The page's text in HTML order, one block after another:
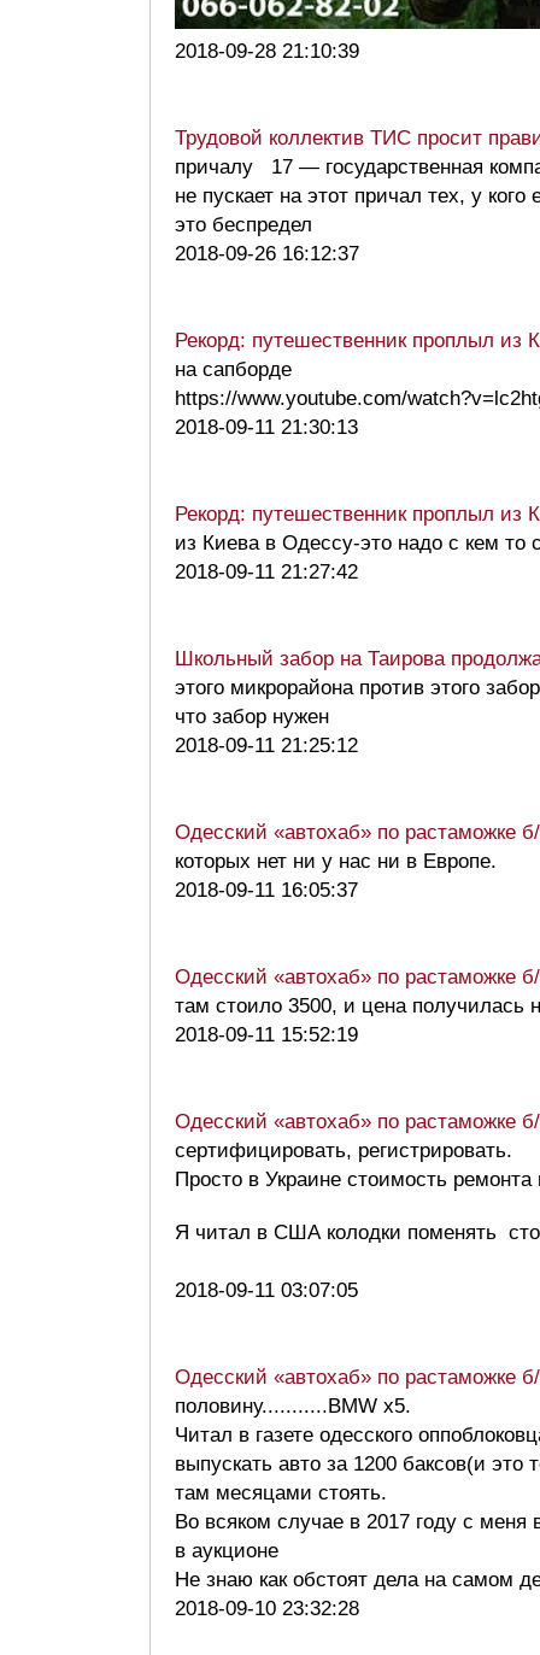
2018-09-28 21:10:39
Трудовой коллектив ТИС просит
причалу 17 — государственная
не пускает на этот причал тех, у
это беспредел
2018-09-26 16:12:37
Рекорд: путешественник проплыл
на сапборде
https://www.youtube.com/
2018-09-11 21:30:13
Рекорд: путешественник проплыл
из Киева в Одессу-это надо с кем то
2018-09-11 21:27:42
Школьный забор на Таирова
этого микрорайона против этого
что забор нужен
2018-09-11 21:25:12
Одесский «автохаб» по
которых нет ни у нас ни в Европе.
2018-09-11 16:05:37
Одесский «автохаб» по
там стоило 3500, и цена
2018-09-11 15:52:19
Одесский «автохаб» по
сертифицировать, регистрировать.
Просто в Украине стоимость
Я читал в США колодки поменять
2018-09-11 03:07:05
Одесский «автохаб» по
половину...........BMW x5.
Читал в газете одесского
выпускать авто за 1200 баксов(и это
там месяцами стоять.
Во всяком случае в 2017 году с меня
в аукционе
Не знаю как обстоят дела на самом
2018-09-10 23:32:28